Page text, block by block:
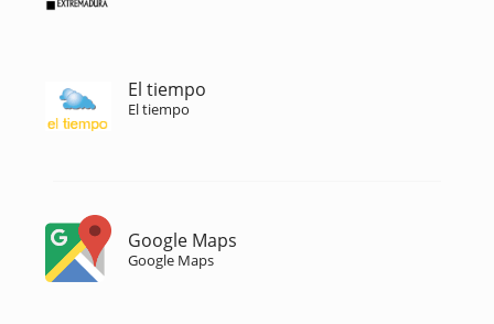
El tiempo
El tiempo
Google Maps
Google Maps